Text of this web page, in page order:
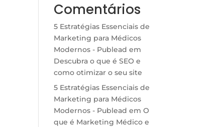
Comentários
5 Estratégias Essenciais de
Marketing para Médicos
Modernos - Publead em
Descubra o que é SEO e
como otimizar o seu site
5 Estratégias Essenciais de
Marketing para Médicos
Modernos - Publead emO
que é Marketing Médico e